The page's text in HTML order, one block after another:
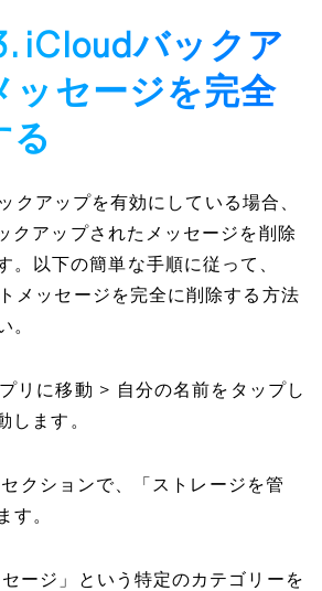
iCloudバックア
ッセージを完全
る
クアップを有効にしている場合、
クアップされたメッセージを削除
。以下の簡単な手順に従って、
メッセージを完全に削除する方法
。
リに移動 > 自分の名前をタップし
します。
クションで、「ストレージを管
す。
ージ」という特定のカテゴリーを